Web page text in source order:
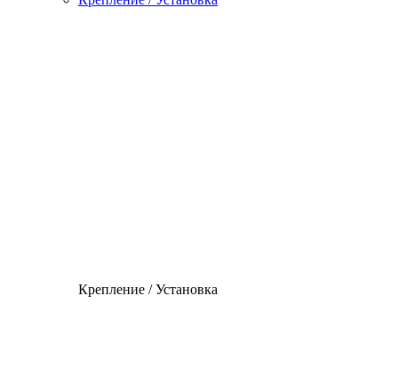
Крепление / Установка